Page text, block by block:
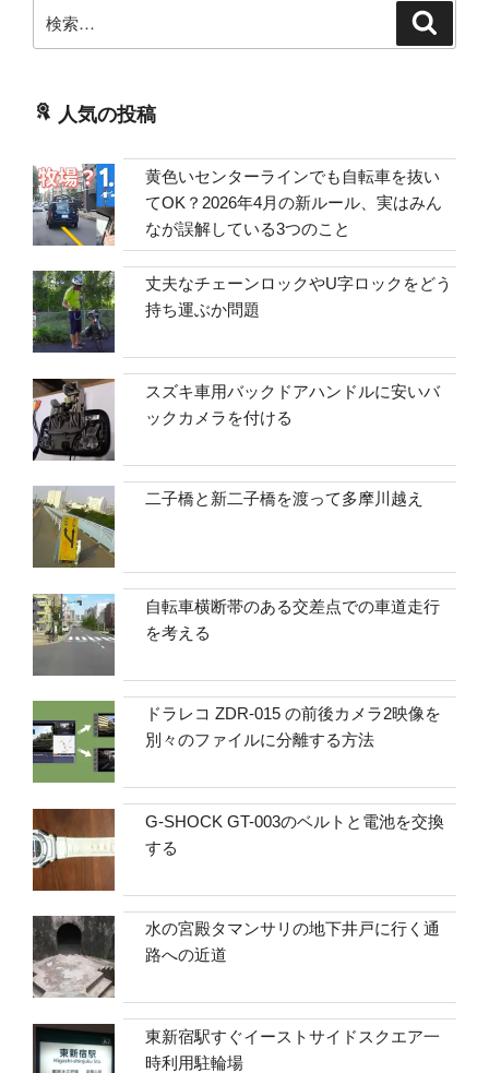
索:
人気の投稿
黄色いセンターラインでも自転車を抜い
てOK？2026年4月の新ルール、実はみん
なが誤解している3つのこと
丈夫なチェーンロックやU字ロックをどう
持ち運ぶか問題
スズキ車用バックドアハンドルに安いバ
ックカメラを付ける
二子橋と新二子橋を渡って多摩川越え
自転車横断帯のある交差点での車道走行
を考える
ドラレコ ZDR-015 の前後カメラ2映像を
別々のファイルに分離する方法
G-SHOCK GT-003のベルトと電池を交換
する
水の宮殿タマンサリの地下井戸に行く通
路への近道
東新宿駅すぐイーストサイドスクエア一
時利用駐輪場